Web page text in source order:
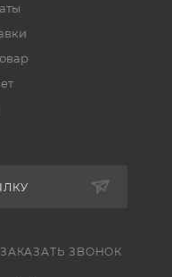
ЗАКАЗАТЬ ЗВОНОК